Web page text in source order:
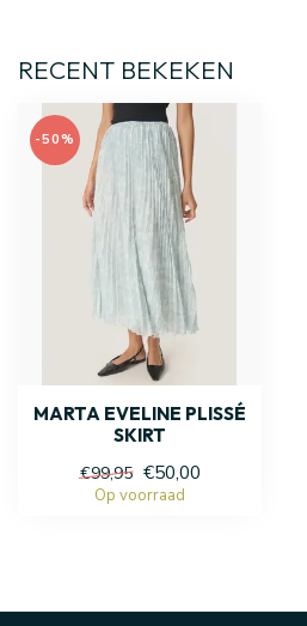
RECENT BEKEKEN
-50%
MARTA EVELINE PLISSÉ
SKIRT
€99,95 €50,00
Op voorraad